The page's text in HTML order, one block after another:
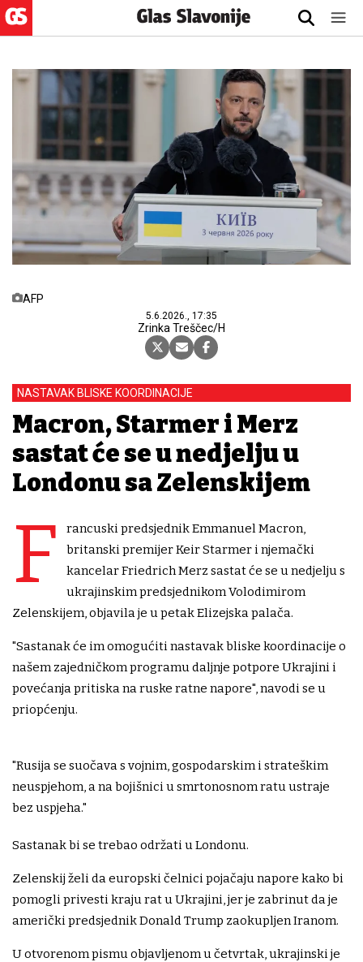
AFP
5.6.2026., 17:35
Zrinka Treščec/H
NASTAVAK BLISKE KOORDINACIJE
Macron, Starmer i Merz
sastat će se u nedjelju u
Londonu sa Zelenskijem
F
rancuski predsjednik Emmanuel Macron,
britanski premijer Keir Starmer i njemački
kancelar Friedrich Merz sastat će se u nedjelju s
ukrajinskim predsjednikom Volodimirom
Zelenskijem, objavila je u petak Elizejska palača.
"Sastanak će im omogućiti nastavak bliske koordinacije o
našem zajedničkom programu daljnje potpore Ukrajini i
povećanja pritiska na ruske ratne napore", navodi se u
priopćenju.
"Rusija se suočava s vojnim, gospodarskim i strateškim
neuspjehom, a na bojišnici u smrtonosnom ratu ustraje
bez uspjeha."
Sastanak bi se trebao održati u Londonu.
Zelenskij želi da europski čelnici pojačaju napore kako bi
pomogli privesti kraju rat u Ukrajini, jer je zabrinut da je
američki predsjednik Donald Trump zaokupljen Iranom.
U otvorenom pismu objavljenom u četvrtak, ukrajinski je